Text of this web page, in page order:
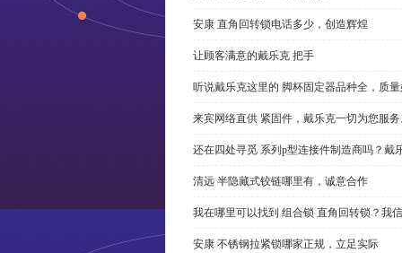
安康 直角回转锁电话多少，创造辉煌
让顾客满意的戴乐克 把手
听说戴乐克这里的 脚杯固定器品种全，质
来宾网络直供 紧固件，戴乐克一切为您服
还在四处寻觅 系列p型连接件制造商吗？戴
清远 半隐藏式铰链哪里有，诚意合作
我在哪里可以找到 组合锁 直角回转锁？我
安康 不锈钢拉紧锁哪家正规，立足实际